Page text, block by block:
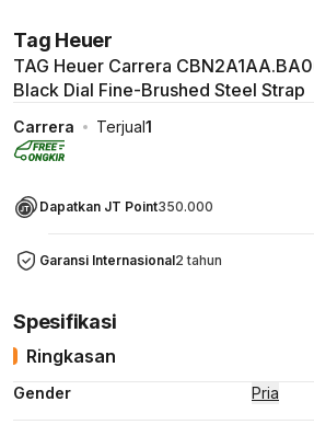
Tag Heuer
TAG Heuer Carrera
Black Dial Fine-Brushed Steel Strap
Carrera Terjual1
Dapatkan JT Point350.000
Garansi Internasional2 tahun
Spesifikasi
Ringkasan
Gender Pria